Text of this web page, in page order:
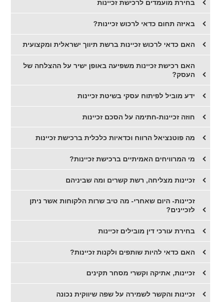
בחירת מועמדים לרכישת זכיינות
באיזה תחום כדאי לרכוש זכיינות?
האם כדאי לרכוש זכיינות ברשת תיווך ישראלית ומקצועית
האם רכישת זכיינות משפיעה באופן ישיר על ההצלחה של
העסק?
ידע מוביל לפיתוח עסקי בשיטת זכיינות
חוזה זכיינות-חתימה על הסכם זכיינות
​מה פוטנציאל הרווח וכדאיות כלכלית ברכישת זכיינות
מי המרוויחים האמיתיים ברכישת זכיינות?
​זכיינות מצליחה, רשת קשרים ומה שביניהם
​זכיינות- היום שאחרי- מה טיב שרות הלקוחות אשר ניתן
לזכיינים?
​בחירת עורכי דין מובילים זכיינות
​האם כדאי להיות שותפים ולקנות זכיינות?
זכיינות, אתיקה וקשרי מסחר תקינים
זכיינות והקשר לשמירה על שפה שיווקית נכונה